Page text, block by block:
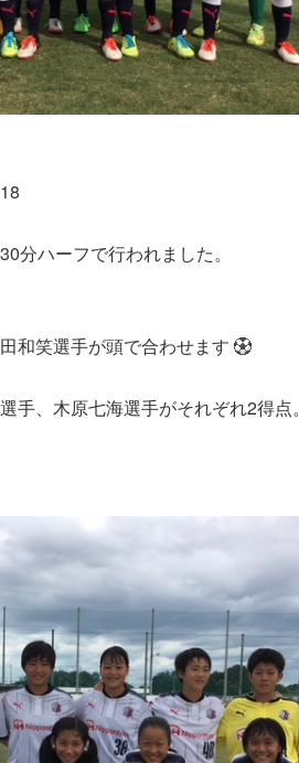
分ハーフで行われました。
和笑選手が頭で合わせます
手、木原七海選手がそれぞれ2得点。